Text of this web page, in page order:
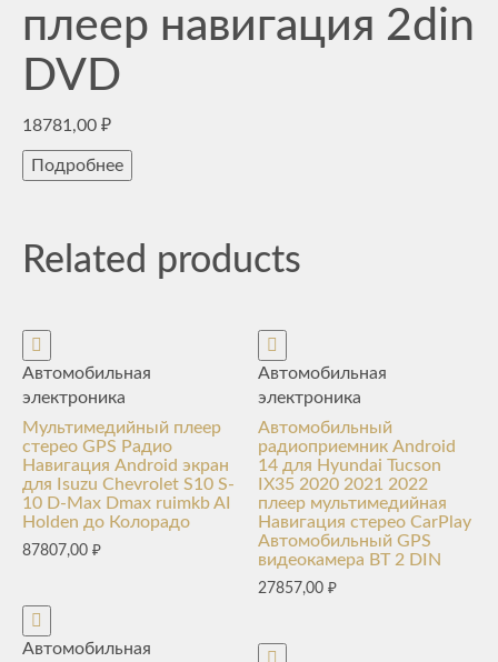
плеер навигация 2din
DVD
18781,00 ₽
Подробнее
Related products
Автомобильная
электроника
Мультимедийный плеер
стерео GPS Радио
Навигация Android экран
для Isuzu Chevrolet S10 S-
10 D-Max Dmax ruimkb AI
Holden до Колорадо
87807,00 ₽
Автомобильная
Автомобильная
электроника
Автомобильный
радиоприемник Android
14 для Hyundai Tucson
IX35 2020 2021 2022
плеер мультимедийная
Навигация стерео CarPlay
Автомобильный GPS
видеокамера BT 2 DIN
27857,00₽